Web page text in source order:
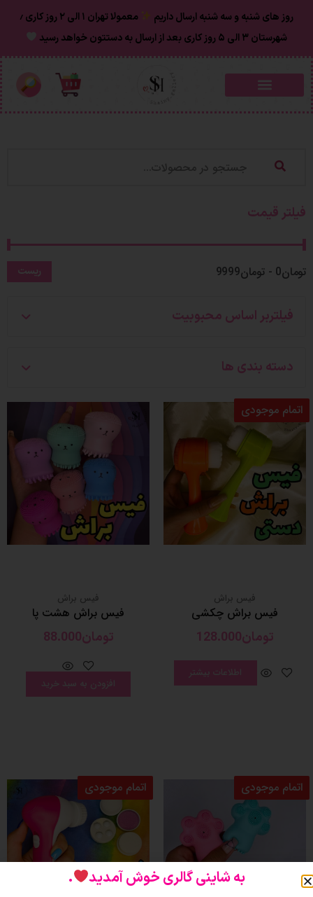
روز های شنبه و سه شنبه ارسال داریم
معمولا تهران ۱ الی ۲ روز‌ کاری ٫
شهرستان ۳ الی ۵ روز کاری بعد از ارسال به دستتون خواهد رسید
فیلتر قیمت
تومان0 - تومان9999 ریست
فیلتربر اساس محبوبیت
دسته بندی ها
اتمام موجودی
فیس براش
فیس براش چکشی
تومان128.000
اطلاعات بیشتر
فیس براش
فیس براش هشت پا
تومان88.000
افزودن به سبد خرید
اتمام موجودی اتمام موجودی
به شاینی گالری خوش آمدید .